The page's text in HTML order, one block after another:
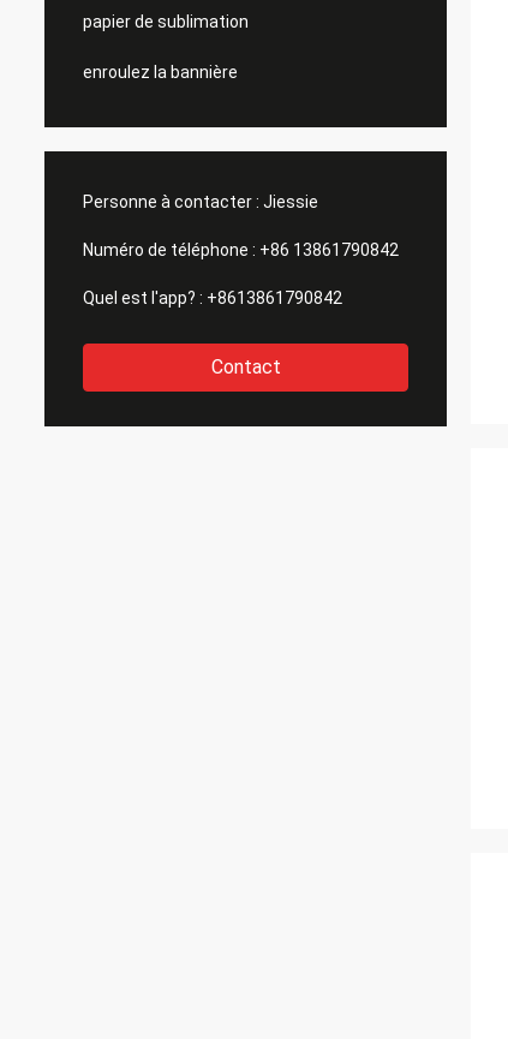
papier de sublimation
enroulez la bannière
Personne à contacter : Jiessie
Numéro de téléphone : +86 13861790842
Quel est l'app? : +8613861790842
Contact